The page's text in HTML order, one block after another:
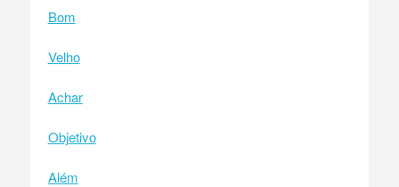
Bom
Velho
Achar
Objetivo
Além